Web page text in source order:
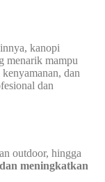
kanopi
menarik mampu
dan
dan
outdoor, hingga
meningkatkan